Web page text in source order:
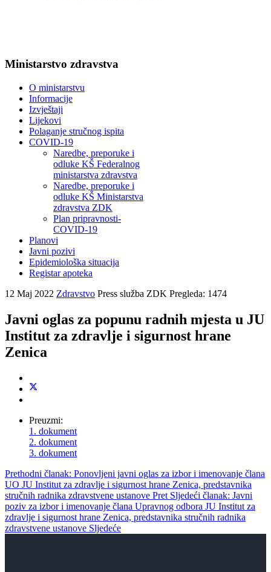
Ministarstvo zdravstva
O ministarstvu
Informacije
Izvještaji
Lijekovi
Polaganje stručnog ispita
COVID-19
Naredbe, preporuke i
odluke KŠ Federalnog
ministarstva zdravstva
Naredbe, preporuke i
odluke KŠ Ministarstva
zdravstva ZDK
Plan pripravnosti-
COVID-19
Planovi
Javni pozivi
Epidemiološka situacija
Registar apoteka
12 Maj 2022 Zdravstvo Press služba ZDK Pregleda: 1474
Javni oglas za popunu radnih mjesta u JU
Institut za zdravlje i sigurnost hrane
Zenica
Preuzmi:
1. dokument
2. dokument
3. dokument
Prethodni članak: Ponovljeni javni oglas za izbor i imenovanje člana
UO JU Institut za zdravlje i sigurnost hrane Zenica, predstavnika
stručnih radnika zdravstvene ustanove Pret Sljedeći članak: Javni
poziv za izbor i imenovanje člana Upravnog odbora JU Institut za
zdravlje i sigurnost hrane Zenica, predstavnika stručnih radnika
zdravstvene ustanove Sljedeće